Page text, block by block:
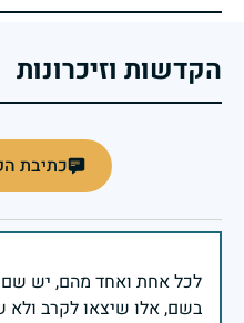
הקדשות וזיכרונות
כתיבת
בשם, אלו שיצאו לקרב ולא